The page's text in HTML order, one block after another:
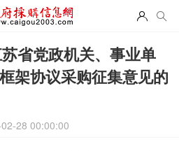
省党政机关、事业单
架协议采购征集意见的
28 00:00:00